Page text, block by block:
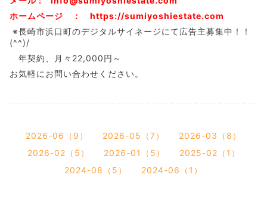
ホームページ ： https://sumiyoshiestate.com
※長崎市浜口町のデジタルサイネージにて広告主募集中！！
(^^)/
年契約、月々22,000円～
お気軽にお問い合わせください。
2026-06（9） 2026-05（7）
2026-03（8）
2026-02（5）
2026-01（5）
2025-02（1）
2024-08（5）
2024-06（1）